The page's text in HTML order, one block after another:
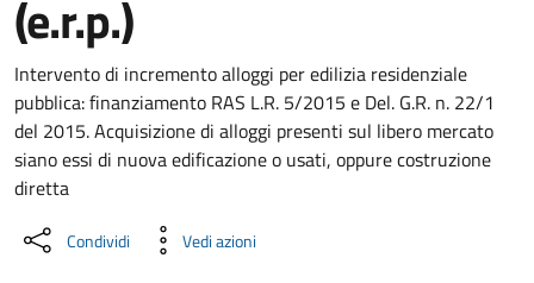
(e.r.p.)
Dettaglio del documento
Intervento di incremento alloggi per edilizia residenziale
pubblica: finanziamento RAS L.R. 5/2015 e Del. G.R. n. 22/1
del 2015. Acquisizione di alloggi presenti sul libero mercato
siano essi di nuova edificazione o usati, oppure costruzione
diretta
Condividi Vedi azioni